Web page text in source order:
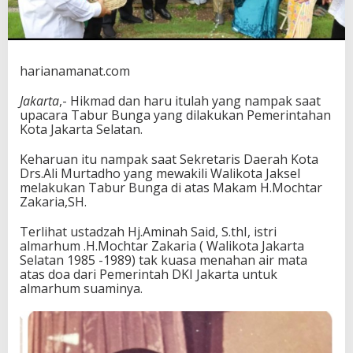
a
c
a
T
b
u
r
u
n
g
n
t
u
k
H
c
harianamanat.com
Jakarta,- Hikmad dan haru itulah yang nampak saat
upacara Tabur Bunga yang dilakukan Pemerintahan
Kota Jakarta Selatan.
Keharuan itu nampak saat Sekretaris Daerah Kota
Drs.Ali Murtadho yang mewakili Walikota Jaksel
melakukan Tabur Bunga di atas Makam H.Mochtar
Zakaria,SH.
Terlihat ustadzah Hj.Aminah Said, S.thI, istri
almarhum .H.Mochtar Zakaria ( Walikota Jakarta
Selatan 1985 -1989) tak kuasa menahan air mata
atas doa dari Pemerintah DKI Jakarta untuk
almarhum suaminya.